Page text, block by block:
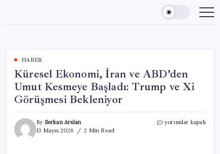
content
HABER
Küresel Ekonomi, İran ve ABD’den
Umut Kesmeye Başladı: Trump ve Xi
Görüşmesi Bekleniyor
By Serkan Arslan
13 Mayıs 2026
2 Min Read
Küresel
yorumlar kapalı